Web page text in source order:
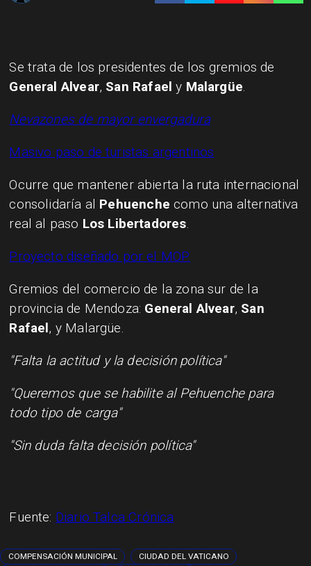
Se trata de los presidentes de los gremios de
General Alvear, San Rafael y Malargüe.
Nevazones de mayor envergadura
Masivo paso de turistas argentinos
Ocurre que mantener abierta la ruta internacional
consolidaría al Pehuenche como una alternativa
real al paso Los Libertadores.
Proyecto diseñado por el MOP.
Gremios del comercio de la zona sur de la
provincia de Mendoza: General Alvear, San
Rafael, y Malargüe.
"Falta la actitud y la decisión política"
"Queremos que se habilite al Pehuenche para
todo tipo de carga"
"Sin duda falta decisión política"
Fuente: Diario Talca Crónica
COMPENSACIÓN MUNICIPAL
CIUDAD DEL VATICANO